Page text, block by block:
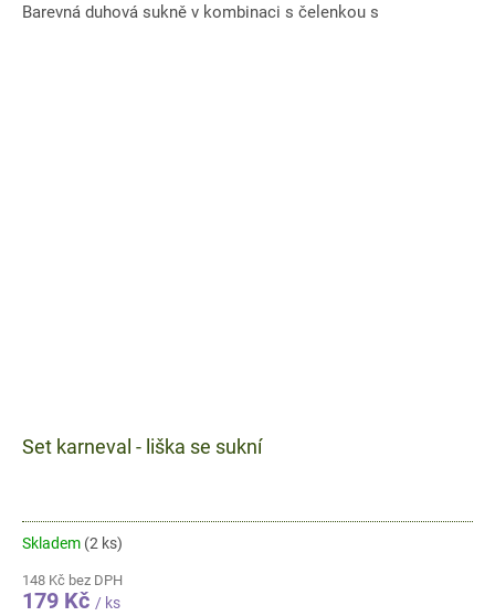
Barevná duhová sukně v kombinaci s čelenkou s
Set karneval - liška se sukní
Skladem (2 ks)
148 Kč bez DPH
179 Kč / ks